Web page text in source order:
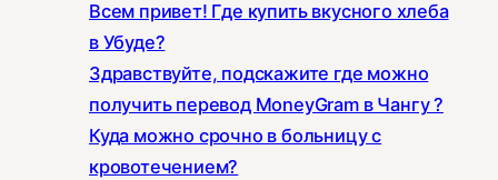
Всем привет! Где купить вкусного хлеба
в Убуде?
Здравствуйте, подскажите где можно
получить перевод MoneyGram в Чангу ?
Куда можно срочно в больницу с
кровотечением?